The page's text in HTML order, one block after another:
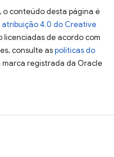
o conteúdo desta página é
atribuição 4.0 do Creative
licenciadas de acordo com
consulte aspolíticas do
marca registrada da Oracle